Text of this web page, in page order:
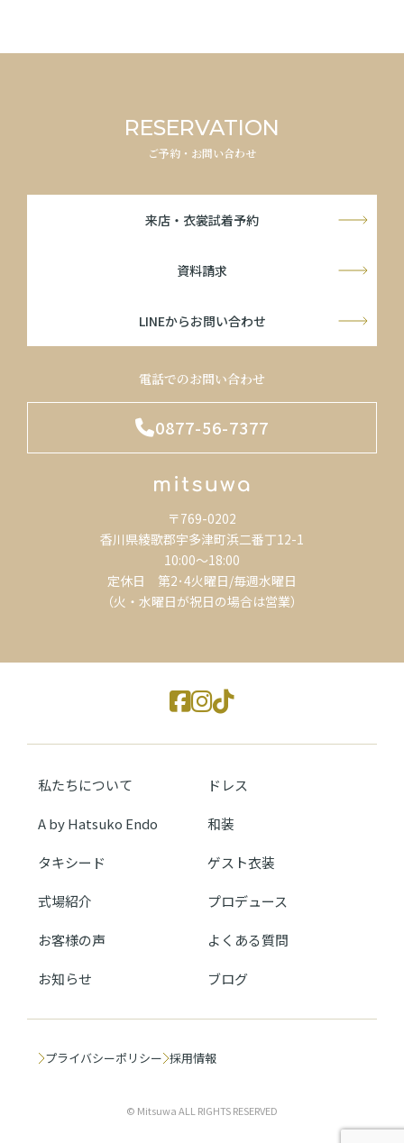
RESERVATION
ご予約・お問い合わせ
来店・衣裳試着予約
資料請求
LINEからお問い合わせ
電話でのお問い合わせ
0877-56-7377
〒769-0202
香川県綾歌郡宇多津町浜二番丁12-1
10:00～18:00
定休日 第2･4火曜日/毎週水曜日
（火・水曜日が祝日の場合は営業）
私たちについて ドレス
A by Hatsuko Endo 和装
タキシード ゲスト衣装
式場紹介 プロデュース
お客様の声 よくある質問
お知らせ ブログ
プライバシーポリシー 採用情報
© Mitsuwa ALL RIGHTS RESERVED